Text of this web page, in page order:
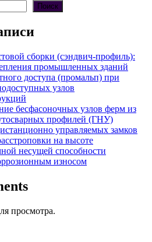
Поиск
сборки (сэндвич-профиль):
промышленных зданий
доступа (промальп) при
узлов
бесфасоночных узлов ферм из
профилей (ГНУ)
управляемых замков
на высоте
несущей способности
износом
просмотра.